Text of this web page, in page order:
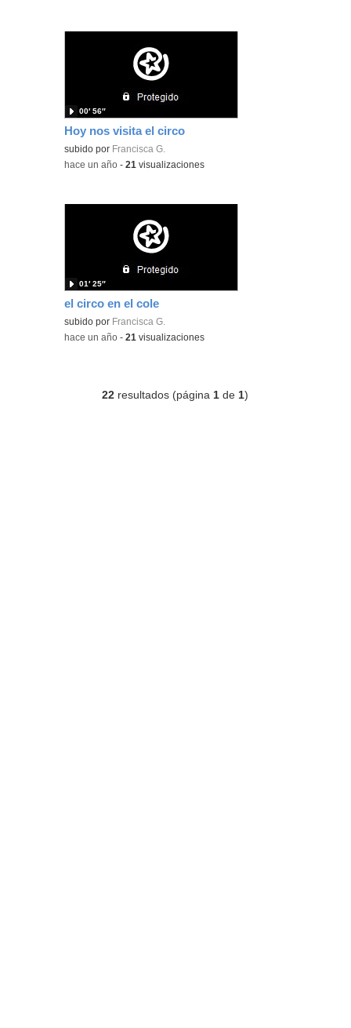
Hoy nos visita el circo
subido por Francisca G.
00′ 56″
-hace un año -21 visualizaciones
el circo en el cole
subido por Francisca G.
01′ 25″
-hace un año -21 visualizaciones
22 resultados (página 1 de 1)